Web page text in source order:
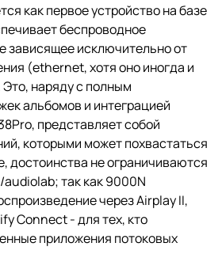
как первое устройство на базе
беспроводное
зависящее исключительно от
(ethernet, хотя оно иногда и
наряду с полным
альбомов и интеграцией
представляет собой
которыми может похвастаться
достоинства не ограничиваются
так как 9000N
через Airplay II,
Connect - для тех, кто
приложения потоковых